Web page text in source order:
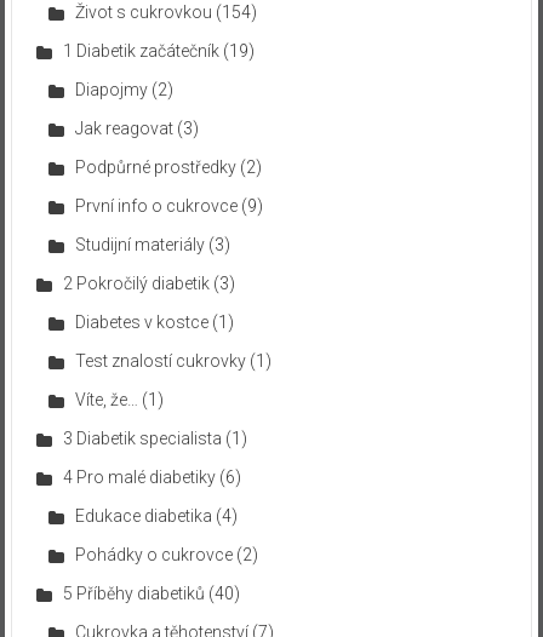
Život s cukrovkou (154)
1 Diabetik začátečník(19)
Diapojmy(2)
Jak reagovat(3)
Podpůrné prostředky(2)
První info o cukrovce(9)
Studijní materiály(3)
2 Pokročilý diabetik(3)
Diabetes v kostce(1)
Test znalostí cukrovky(1)
Víte, že…
(1)
3 Diabetik specialista (1)
4 Pro malé diabetiky(6)
Edukace diabetika (4)
Pohádky o cukrovce(2)
5 Příběhy diabetiků (40)
Cukrovka a těhotenství(7)